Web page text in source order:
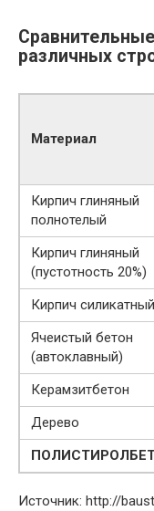
различных
Материал
Кирпич глиняный
полнотелый
Кирпич глиняный
(пустотность 20%)
Кирпич силикатный
Ячеистый бетон
(автоклавный)
Керамзитбетон
Дерево
Источник: http://